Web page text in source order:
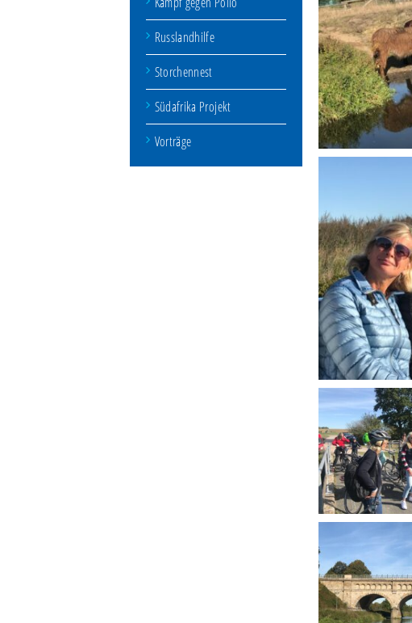
Russlandhilfe
Storchennest
Südafrika Projekt
Vorträge